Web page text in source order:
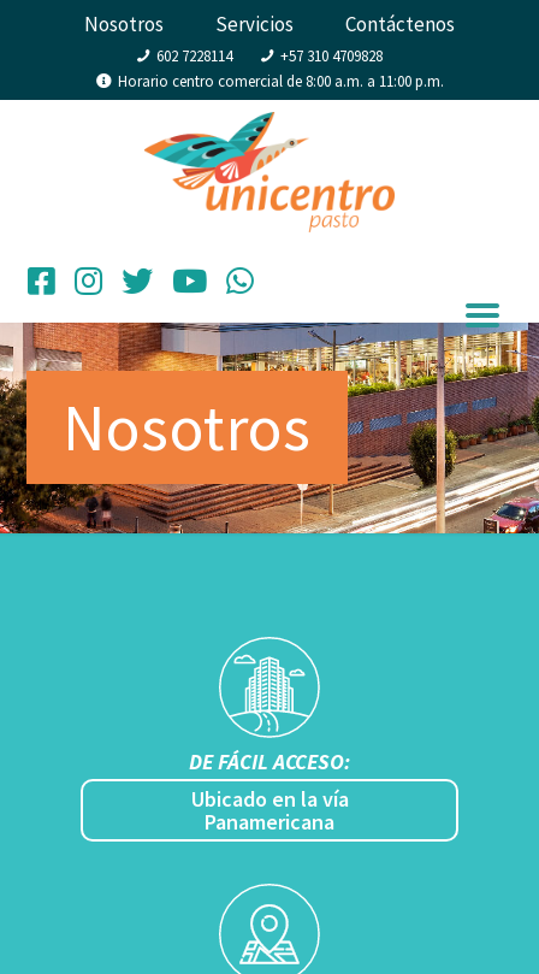
Nosotros Servicios Contáctenos
602 7228114
+57 310 4709828
Horario centro comercial de 8:00 a.m. a 11:00 p.m.
Nosotros
DE FÁCIL ACCESO:
Ubicado en la vía
Panamericana